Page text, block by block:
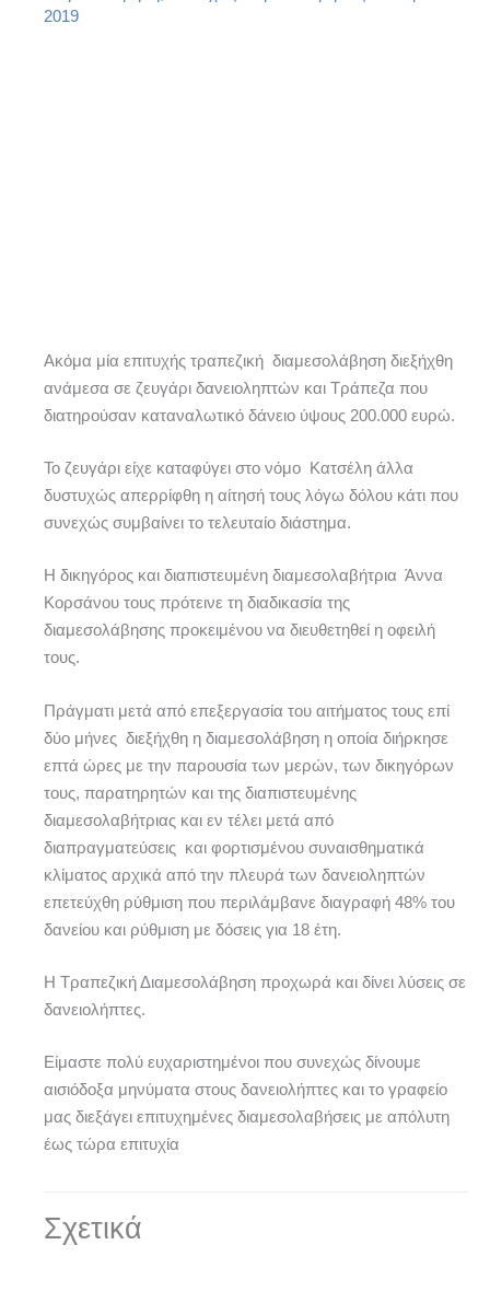
2019
Ακόμα μία επιτυχής τραπεζική διαμεσολάβηση διεξήχθη
ανάμεσα σε ζευγάρι δανειοληπτών και Τράπεζα που
διατηρούσαν καταναλωτικό δάνειο ύψους 200.000 ευρώ.
Το ζευγάρι είχε καταφύγει στο νόμο Κατσέλη άλλα
δυστυχώς απερρίφθη η αίτησή τους λόγω δόλου κάτι που
συνεχώς συμβαίνει το τελευταίο διάστημα.
Η δικηγόρος και διαπιστευμένη διαμεσολαβήτρια Άννα
Κορσάνου τους πρότεινε τη διαδικασία της
διαμεσολάβησης προκειμένου να διευθετηθεί η οφειλή
τους.
Πράγματι μετά από επεξεργασία του αιτήματος τους επί
δύο μήνες διεξήχθη η διαμεσολάβηση η οποία διήρκησε
επτά ώρες με την παρουσία των μερών, των δικηγόρων
τους, παρατηρητών και της διαπιστευμένης
διαμεσολαβήτριας και εν τέλει μετά από
διαπραγματεύσεις και φορτισμένου συναισθηματικά
κλίματος αρχικά από την πλευρά των δανειοληπτών
επετεύχθη ρύθμιση που περιλάμβανε διαγραφή 48% του
δανείου και ρύθμιση με δόσεις για 18 έτη.
Η Τραπεζική Διαμεσολάβηση προχωρά και δίνει λύσεις σε
δανειολήπτες.
Είμαστε πολύ ευχαριστημένοι που συνεχώς δίνουμε
αισιόδοξα μηνύματα στους δανειολήπτες και το γραφείο
μας διεξάγει επιτυχημένες διαμεσολαβήσεις με απόλυτη
έως τώρα επιτυχία
Σχετικά